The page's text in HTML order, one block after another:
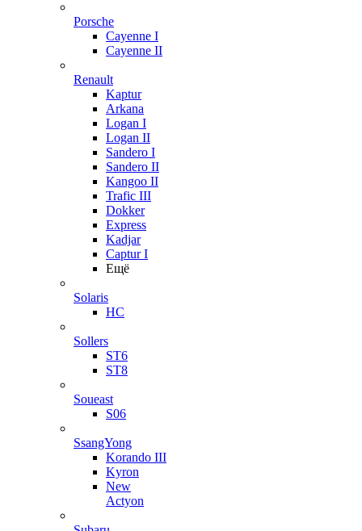
Porsche
Cayenne I
Cayenne II
Renault
Kaptur
Arkana
Logan I
Logan II
Sandero I
Sandero II
Kangoo II
Trafic III
Dokker
Express
Kadjar
Captur I
Ещё
Solaris
HC
Sollers
ST6
ST8
Soueast
S06
SsangYong
Korando III
Kyron
New
Actyon